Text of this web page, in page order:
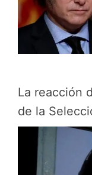
La reacción
de la